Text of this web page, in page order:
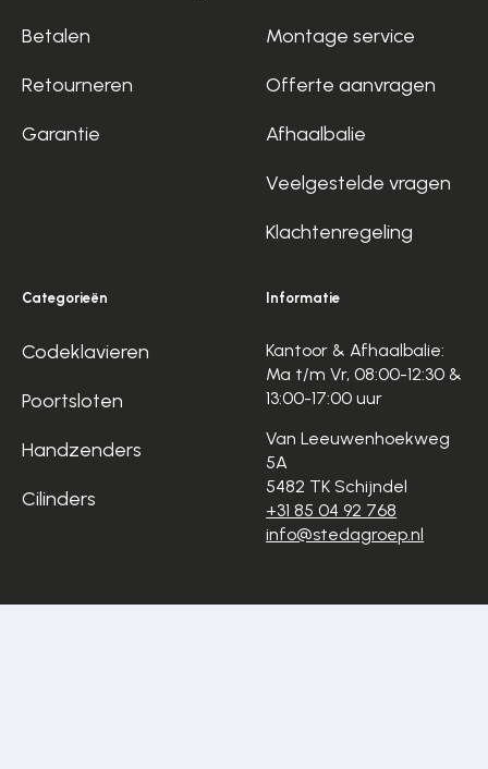
Betalen
Retourneren
Garantie
Montage service
Offerte aanvragen
Afhaalbalie
Veelgestelde vragen
Klachtenregeling
Categorieën
Codeklavieren
Poortsloten
Handzenders
Cilinders
Informatie
Kantoor & Afhaalbalie:
Ma t/m Vr, 08:00-12:30 &
13:00-17:00 uur
Van Leeuwenhoekweg
5A
5482 TK Schijndel
+31 85 04 92 768
info@stedagroep.nl